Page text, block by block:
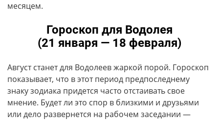
месяцем.
Гороскоп для Водолея
(21 января — 18 февраля)
Август станет для Водолеев жаркой порой. Гороскоп
показывает, что в этот период предпоследнему
знаку зодиака придется часто отстаивать свое
мнение. Будет ли это спор в близкими и друзьями
или дело развернется на рабочем заседании —